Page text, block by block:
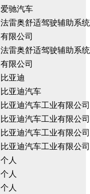
爱驰汽车
法雷奥舒适驾驶辅助系
有限公司
法雷奥舒适驾驶辅助系
有限公司
比亚迪
比亚迪汽车
比亚迪汽车工业有限公司
比亚迪汽车工业有限公司
比亚迪汽车工业有限公司
比亚迪汽车工业有限公司
个人
个人
个人